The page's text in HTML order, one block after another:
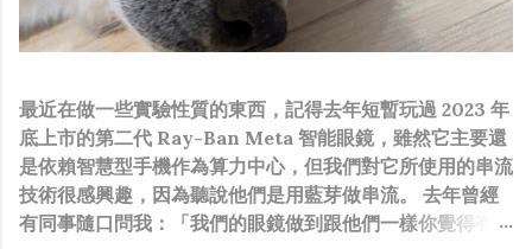
最近在做一些實驗性質的東西，記得去年短暫玩過 2023 年
底上市的第二代 Ray-Ban Meta 智能眼鏡，雖然它主要還
是依賴智慧型手機作為算力中心，但我們對它所使用的串流
技術很感興趣，因為聽說他們是用藍芽做串流。 去年曾經
有同事隨口問我：「我們的眼鏡做到跟他們一樣你覺得有可